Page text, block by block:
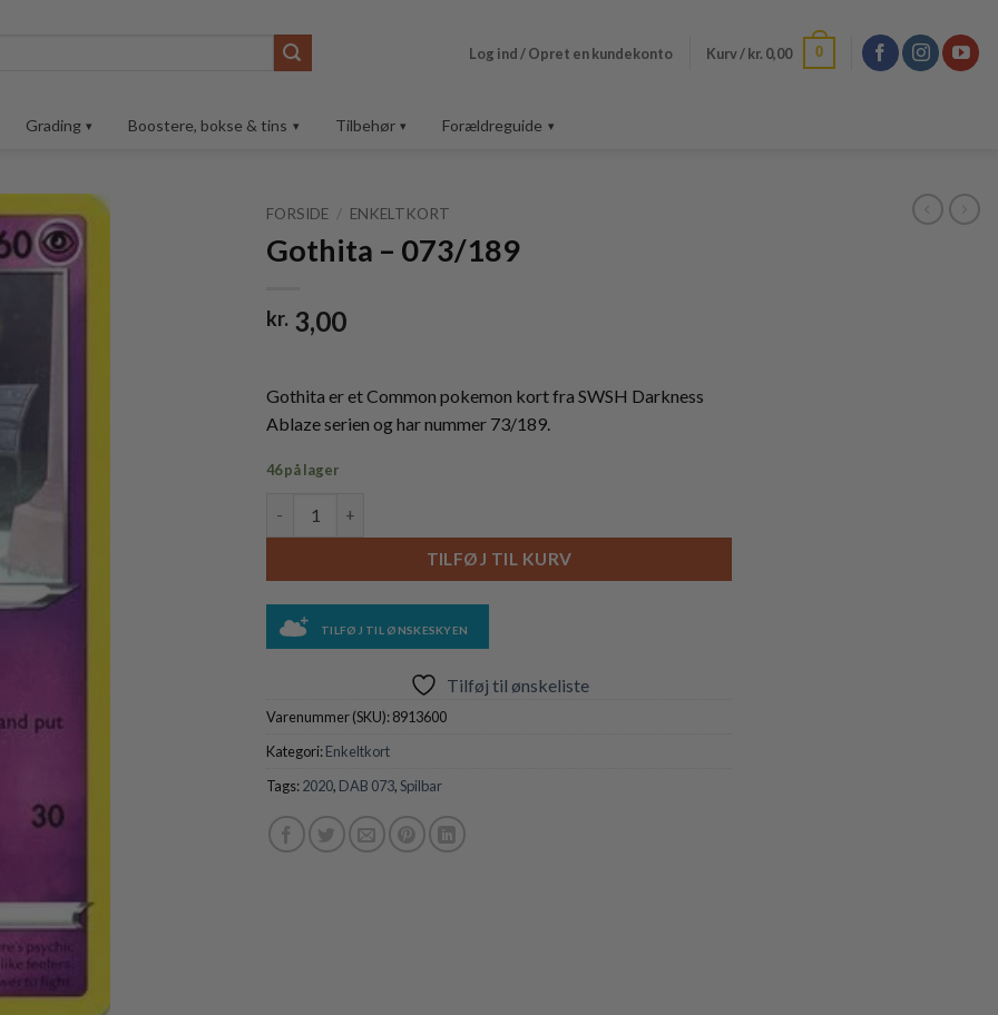
Log ind / Opret en kundekonto Kurv /kr. 0,00 0
Grading Boostere, bokse & tins Tilbehør Forældreguide
Tilføj til
FORSIDE / ENKELTKORT
Gothita – 073/189
kr. 3,00
Gothita er et Common pokemon kort fra SWSH Darkness
Ablaze serien og har nummer 73/189.
46 på lager
TILFØJ TIL KURV
TILFØJ TIL ØNSKESKYEN
Tilføj til ønskeliste
Varenummer (SKU):8913600
Kategori:Enkeltkort
Tags:2020, DAB 073,Spilbar